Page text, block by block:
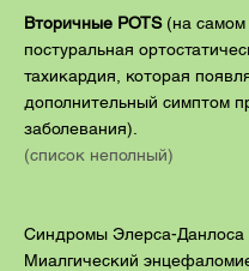
Вторичные POTS (на
постуральная
тахикардия, которая
дополнительный симптом
заболевания).
(список неполный)
Синдромы Элерса-Данлоса
Миалгический